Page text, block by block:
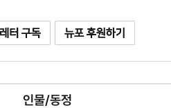
인물/동정